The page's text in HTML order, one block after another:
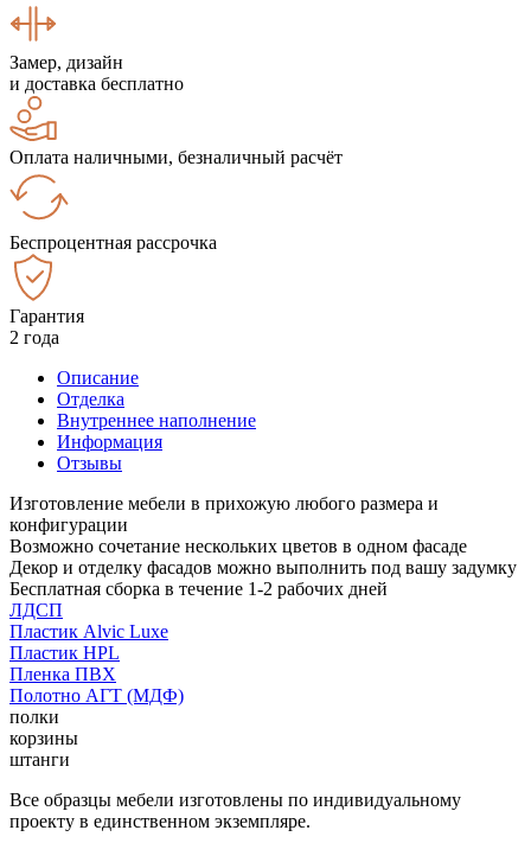
Замер, дизайн
и доставка бесплатно
Оплата наличными, безналичный расчёт
Беспроцентная рассрочка
Гарантия
2 года
Описание
Отделка
Внутреннее наполнение
Информация
Отзывы
Изготовление мебели в прихожую любого размера и
конфигурации
Возможно сочетание нескольких цветов в одном фасаде
Декор и отделку фасадов можно выполнить под вашу задумку
Бесплатная сборка в течение 1-2 рабочих дней
ЛДСП
Пластик Alvic Luxe
Пластик HPL
Пленка ПВХ
Полотно АГТ (МДФ)
полки
корзины
штанги
Все образцы мебели изготовлены по индивидуальному
проекту в единственном экземпляре.